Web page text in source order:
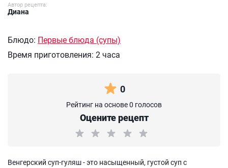
Автор рецепта:
Диана
Блюдо: Первые блюда (супы)
Время приготовления: 2 часа
0
Рейтинг на основе 0 голосов
Оцените рецепт
Венгерский суп-гуляш - это насыщенный, густой суп с